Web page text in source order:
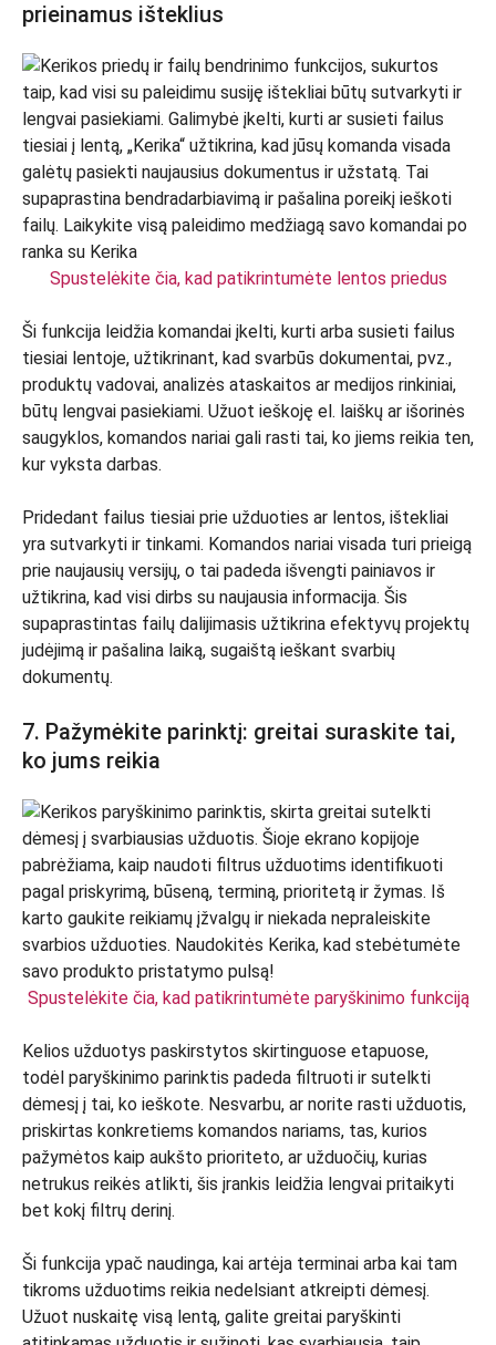
prieinamus išteklius
Spustelėkite čia, kad patikrintumėte lentos priedus
Ši funkcija leidžia komandai įkelti, kurti arba susieti failus
tiesiai lentoje, užtikrinant, kad svarbūs dokumentai, pvz.,
produktų vadovai, analizės ataskaitos ar medijos rinkiniai,
būtų lengvai pasiekiami. Užuot ieškoję el. laiškų ar išorinės
saugyklos, komandos nariai gali rasti tai, ko jiems reikia ten,
kur vyksta darbas.
Pridedant failus tiesiai prie užduoties ar lentos, ištekliai
yra sutvarkyti ir tinkami. Komandos nariai visada turi prieigą
prie naujausių versijų, o tai padeda išvengti painiavos ir
užtikrina, kad visi dirbs su naujausia informacija. Šis
supaprastintas failų dalijimasis užtikrina efektyvų projektų
judėjimą ir pašalina laiką, sugaištą ieškant svarbių
dokumentų.
7. Pažymėkite parinktį: greitai suraskite tai,
ko jums reikia
Spustelėkite čia, kad patikrintumėte paryškinimo funkciją
Kelios užduotys paskirstytos skirtinguose etapuose,
todėl paryškinimo parinktis padeda filtruoti ir sutelkti
dėmesį į tai, ko ieškote. Nesvarbu, ar norite rasti užduotis,
priskirtas konkretiems komandos nariams, tas, kurios
pažymėtos kaip aukšto prioriteto, ar užduočių, kurias
netrukus reikės atlikti, šis įrankis leidžia lengvai pritaikyti
bet kokį filtrų derinį.
Ši funkcija ypač naudinga, kai artėja terminai arba kai tam
tikroms užduotims reikia nedelsiant atkreipti dėmesį.
Užuot nuskaitę visą lentą, galite greitai paryškinti